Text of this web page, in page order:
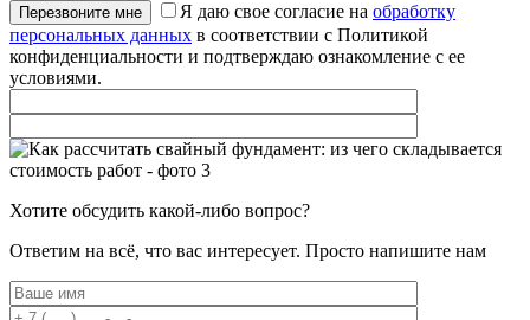
Я даю свое согласие на обработку
персональных данных в соответствии с Политикой
конфиденциальности и подтверждаю ознакомление с ее
условиями.
Хотите обсудить какой-либо вопрос?
Ответим на всё, что вас интересует. Просто напишите нам